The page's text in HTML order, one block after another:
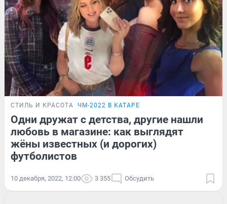
СТИЛЬ И КРАСОТА ЧМ-2022 В КАТАРЕ
Одни дружат с детства, другие нашли
любовь в магазине: как выглядят
жёны известных (и дорогих)
футболистов
10 декабря, 2022, 12:00 3 355 Обсудить